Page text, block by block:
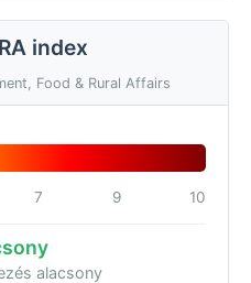
index
Food & Rural Affairs
7 9 10
alacsony